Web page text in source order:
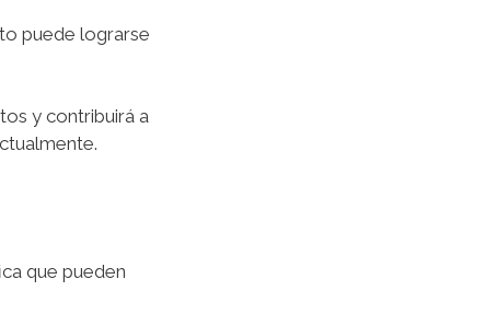
puede lograrse
y contribuirá a
que pueden